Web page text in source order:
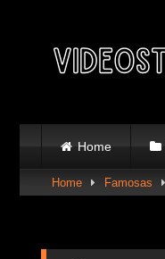
content
Home
Home Famosas